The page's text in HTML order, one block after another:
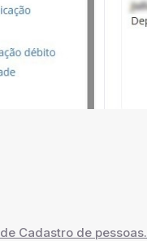
Cadastro de pessoas.